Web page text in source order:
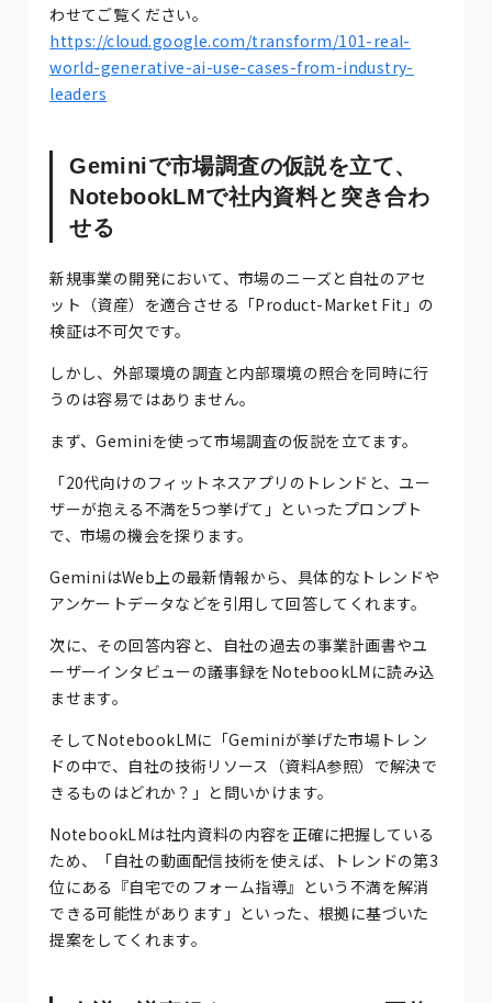
わせてご覧ください。
https://cloud.google.com/transform/101-real-
world-generative-ai-use-cases-from-industry-
leaders
Geminiで市場調査の仮説を立て、
NotebookLMで社内資料と突き合わ
せる
新規事業の開発において、市場のニーズと自社のアセ
ット（資産）を適合させる「Product-Market Fit」の
検証は不可欠です。
しかし、外部環境の調査と内部環境の照合を同時に行
うのは容易ではありません。
まず、Geminiを使って市場調査の仮説を立てます。
「20代向けのフィットネスアプリのトレンドと、ユー
ザーが抱える不満を5つ挙げて」といったプロンプト
で、市場の機会を探ります。
GeminiはWeb上の最新情報から、具体的なトレンドや
アンケートデータなどを引用して回答してくれます。
次に、その回答内容と、自社の過去の事業計画書やユ
ーザーインタビューの議事録をNotebookLMに読み込
ませます。
そしてNotebookLMに「Geminiが挙げた市場トレン
ドの中で、自社の技術リソース（資料A参照）で解決で
きるものはどれか？」と問いかけます。
NotebookLMは社内資料の内容を正確に把握している
ため、「自社の動画配信技術を使えば、トレンドの第3
位にある『自宅でのフォーム指導』という不満を解消
できる可能性があります」といった、根拠に基づいた
提案をしてくれます。